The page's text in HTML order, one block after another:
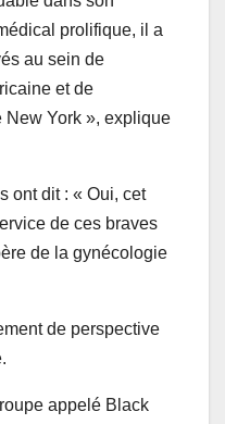
prolifique, il a
au sein de
et de
New York », explique
ont dit : « Oui, cet
de ces braves
de la gynécologie
de perspective
appelé Black